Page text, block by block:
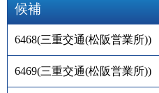
候補
6468(三重交通(松阪営業所))
6469(三重交通(松阪営業所))